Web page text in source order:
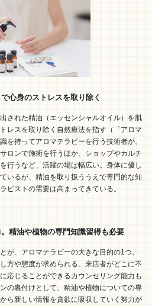
心身のストレスを取り除く
された精油（エッセンシャルオイル）を肌
レスを取り除く自然療法を指す（「アロマ
を持ってアロマテラピーを行う技術者が、
ロンで施術を行うほか、ショップやカルチ
行うなど、活躍の場は幅広い。身体に優し
いるが、精油を取り扱ううえで専門的な知
ピストの需要は高まってきている。
精油や植物の専門知識習得も必要
が、アロマテラピーの大きな目的の1つ。
方や態度が求められる。来店者がどこに不
応じることができるカウンセリング能力も
の裏付けとして、精油や植物についての専
ら新しい情報を貪欲に吸収していく努力が